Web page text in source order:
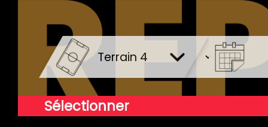
Sélectionner